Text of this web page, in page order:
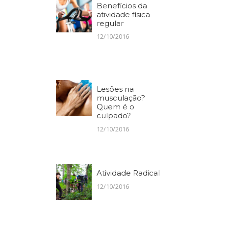
Benefícios da
atividade física
regular
12/10/2016
Lesões na
musculação?
Quem é o
culpado?
12/10/2016
Atividade Radical
12/10/2016